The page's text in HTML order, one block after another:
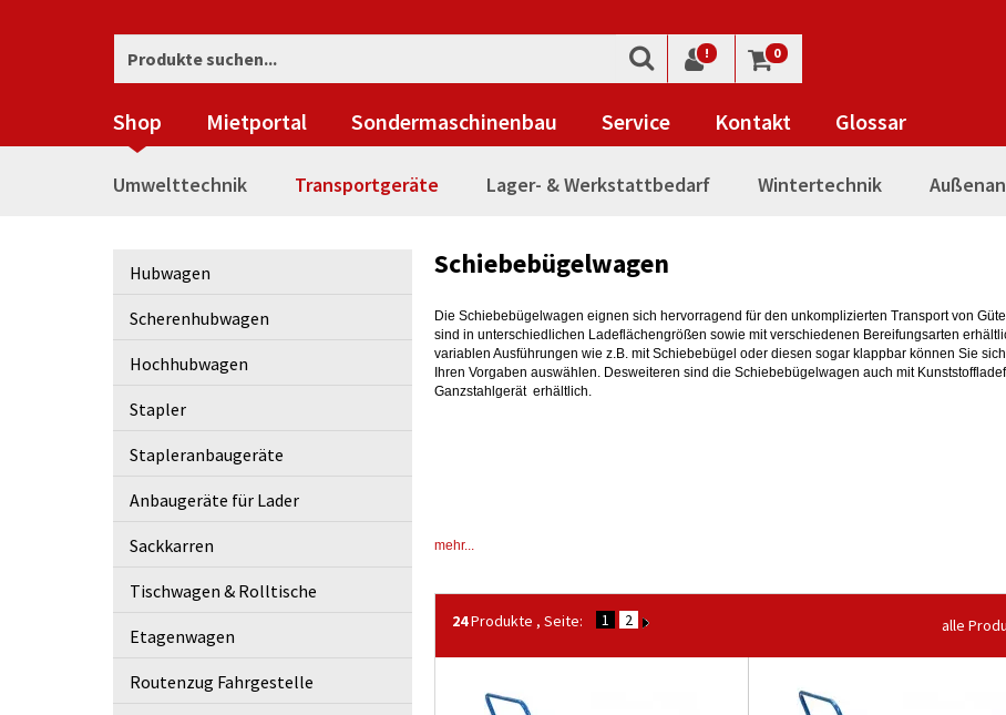
! 0
Shop Mietportal Sondermaschinenbau Service Kontakt Glossar
Umwelttechnik Transportgeräte Lager- & Werkstattbedarf Wintertechnik
Hubwagen
Scherenhubwagen
Hochhubwagen
Stapler
Stapleranbaugeräte
Anbaugeräte für Lader
Sackkarren
Tischwagen & Rolltische
Etagenwagen
Routenzug Fahrgestelle
Schiebebügelwagen
Die Schiebebügelwagen eignen sich hervorragend für den unkomplizierten Transport von
sind in unterschiedlichen Ladeflächengrößen sowie mit verschiedenen Bereifungsarten
variablen Ausführungen wie z.B. mit Schiebebügel oder diesen sogar klappbar können Sie
Ihren Vorgaben auswählen. Desweiteren sind die Schiebebügelwagen auch mit
Ganzstahlgerät erhältlich.
mehr...
24Produkte , Seite: 1 2 alle